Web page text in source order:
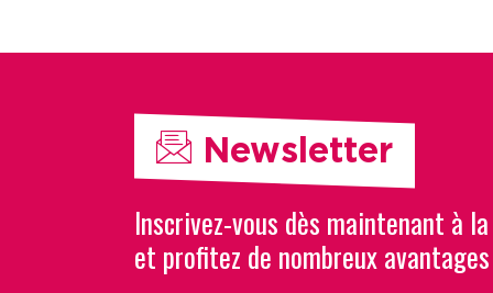
Newsletter
Inscrivez-vous dès maintenant à
et profitez de nombreux avantages